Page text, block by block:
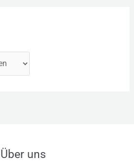
Über uns